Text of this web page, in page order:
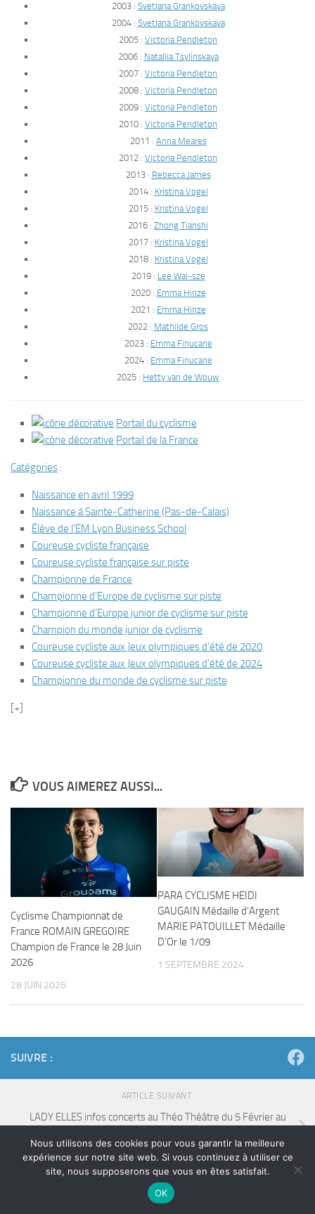
2003 : Svetlana Grankovskaya
2004 : Svetlana Grankovskaya
2005 : Victoria Pendleton
2006 : Natallia Tsylinskaya
2007 : Victoria Pendleton
2008 : Victoria Pendleton
2009 : Victoria Pendleton
2010 : Victoria Pendleton
2011 : Anna Meares
2012 : Victoria Pendleton
2013 : Rebecca James
2014 : Kristina Vogel
2015 : Kristina Vogel
2016 : Zhong Tianshi
2017 : Kristina Vogel
2018 : Kristina Vogel
2019 : Lee Wai-sze
2020 : Emma Hinze
2021 : Emma Hinze
2022 : Mathilde Gros
2023 : Emma Finucane
2024 : Emma Finucane
2025 : Hetty van de Wouw
Portail du cyclisme
Portail de la France
Catégories :
Naissance en avril 1999
Naissance à Sainte-Catherine (Pas-de-Calais)
Élève de l’EM Lyon Business School
Coureuse cycliste française
Coureuse cycliste française sur piste
Championne de France
Championne d’Europe de cyclisme sur piste
Championne d’Europe junior de cyclisme sur piste
Champion du monde junior de cyclisme
Coureuse cycliste aux Jeux olympiques d’été de 2020
Coureuse cycliste aux Jeux olympiques d’été de 2024
Championne du monde de cyclisme sur piste
[+]
VOUS AIMEREZ AUSSI...
Cyclisme Championnat de
France ROMAIN GREGOIRE
Champion de France le 28 Juin
2026
28 JUIN 2026
PARA CYCLISME HEIDI
GAUGAIN Médaille d’Argent
MARIE PATOUILLET Médaille
D’Or le 1/09
1 SEPTEMBRE 2024
SUIVRE :
ARTICLE SUIVANT
LADY ELLES infos concerts au Théo Théâtre du 5 Février au
ARTICLE PRÉCÉDENT
Run&Fest, le 1er marathon-festival de France (23-24 mai
2026)
Nous utilisons des cookies pour vous garantir la meilleure
expérience sur notre site web. Si vous continuez à utiliser ce
site, nous supposerons que vous en êtes satisfait.
OK